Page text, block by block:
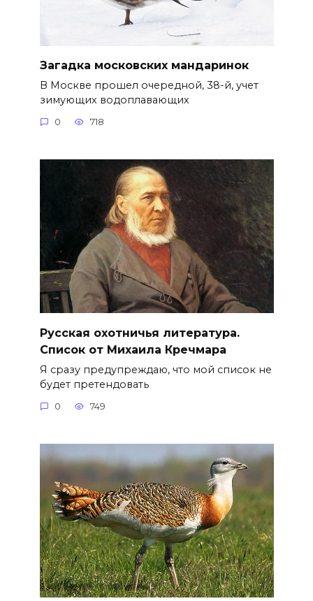
Загадка московских мандаринок
В Москве прошел очередной, 38-й, учет
зимующих водоплавающих
0 718
Русская охотничья литература.
Список от Михаила Кречмара
Я сразу предупреждаю, что мой список не
будет претендовать
0 749